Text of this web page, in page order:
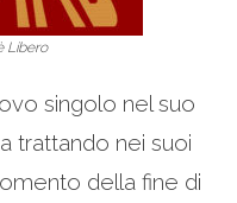
Libero
singolo nel suo
trattando nei suoi
della fine di